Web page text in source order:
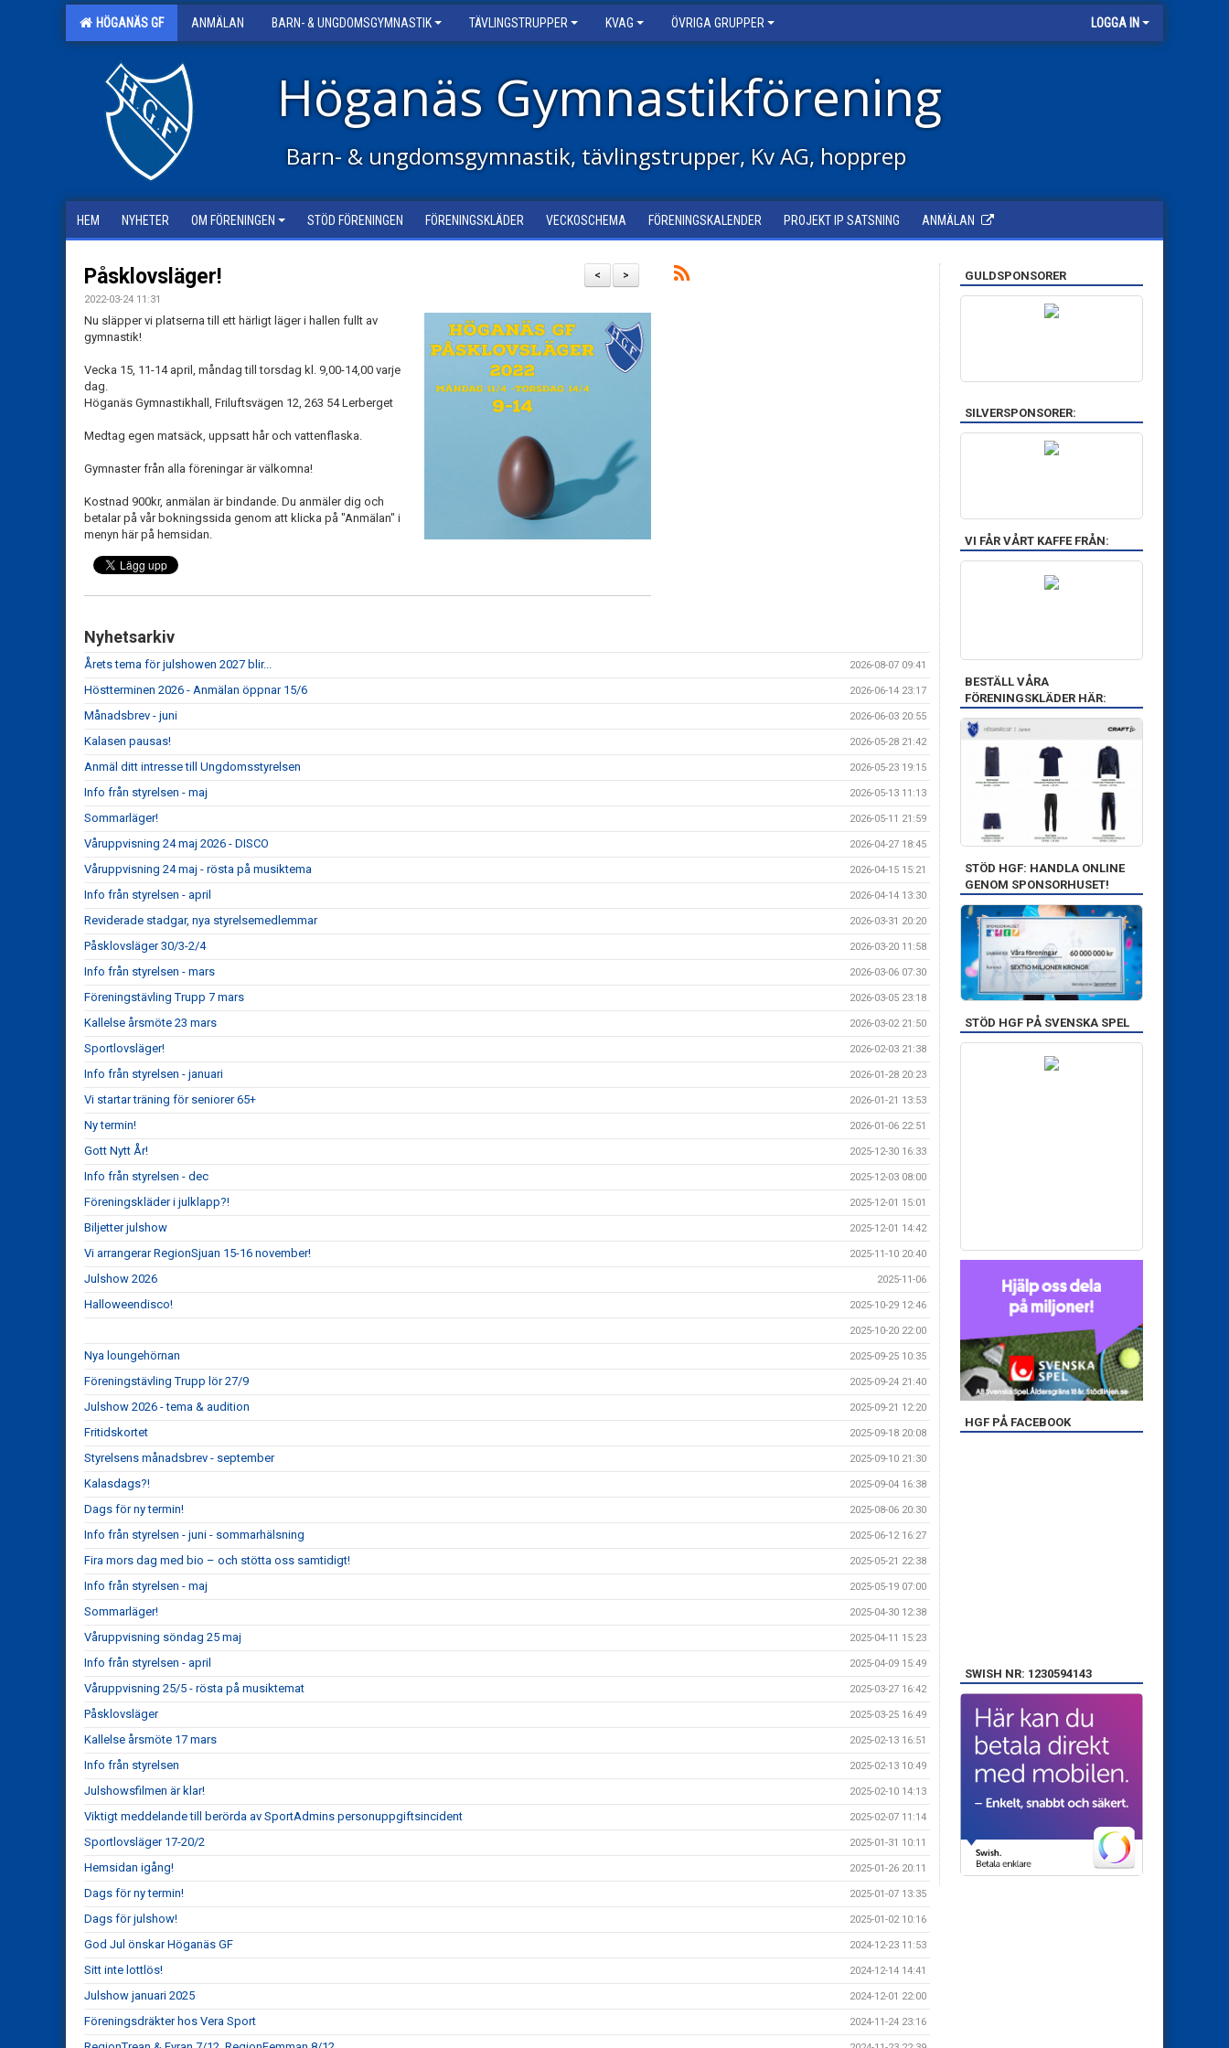
HÖGANÄS GF ANMÄLAN BARN- & UNGDOMSGYMNASTIK TÄVLINGSTRUPPER KVAG ÖVRIGA GRUPPER LOGGA IN
Höganäs Gymnastikförening
Barn- & ungdomsgymnastik, tävlingstrupper, Kv AG, hopprep
HEM NYHETER OM FÖRENINGEN STÖD FÖRENINGEN FÖRENINGSKLÄDER VECKOSCHEMA FÖRENINGSKALENDER PROJEKT IP SATSNING ANMÄLAN
>
<
Påsklovsläger!
2022-03-24 11:31
Nu släpper vi platserna till ett härligt läger i hallen fullt av
gymnastik!
Vecka 15, 11-14 april, måndag till torsdag kl. 9,00-14,00 varje
dag.
Höganäs Gymnastikhall, Friluftsvägen 12, 263 54 Lerberget
Medtag egen matsäck, uppsatt hår och vattenflaska.
Gymnaster från alla föreningar är välkomna!
Kostnad 900kr, anmälan är bindande. Du anmäler dig och
betalar på vår bokningssida genom att klicka på "Anmälan" i
menyn här på hemsidan.
Nyhetsarkiv
Årets tema för julshowen 2027 blir... 2026-08-07 09:41
Höstterminen 2026 - Anmälan öppnar 15/6 2026-06-14 23:17
Månadsbrev - juni 2026-06-03 20:55
Kalasen pausas! 2026-05-28 21:42
Anmäl ditt intresse till Ungdomsstyrelsen 2026-05-23 19:15
Info från styrelsen - maj 2026-05-13 11:13
Sommarläger! 2026-05-11 21:59
Våruppvisning 24 maj 2026 - DISCO 2026-04-27 18:45
Våruppvisning 24 maj - rösta på musiktema 2026-04-15 15:21
Info från styrelsen - april 2026-04-14 13:30
Reviderade stadgar, nya styrelsemedlemmar 2026-03-31 20:20
Påsklovsläger 30/3-2/4 2026-03-20 11:58
Info från styrelsen - mars 2026-03-06 07:30
Föreningstävling Trupp 7 mars 2026-03-05 23:18
Kallelse årsmöte 23 mars 2026-03-02 21:50
Sportlovsläger! 2026-02-03 21:38
Info från styrelsen - januari 2026-01-28 20:23
Vi startar träning för seniorer 65+ 2026-01-21 13:53
Ny termin! 2026-01-06 22:51
Gott Nytt År! 2025-12-30 16:33
Info från styrelsen - dec 2025-12-03 08:00
Föreningskläder i julklapp?! 2025-12-01 15:01
Biljetter julshow 2025-12-01 14:42
Vi arrangerar RegionSjuan 15-16 november! 2025-11-10 20:40
Julshow 2026 2025-11-06
Halloweendisco! 2025-10-29 12:46
2025-10-20 22:00
Nya loungehörnan 2025-09-25 10:35
Föreningstävling Trupp lör 27/9 2025-09-24 21:40
Julshow 2026 - tema & audition 2025-09-21 12:20
Fritidskortet 2025-09-18 20:08
Styrelsens månadsbrev - september 2025-09-10 21:30
Kalasdags?! 2025-09-04 16:38
Dags för ny termin! 2025-08-06 20:30
Info från styrelsen - juni - sommarhälsning 2025-06-12 16:27
Fira mors dag med bio – och stötta oss samtidigt! 2025-05-21 22:38
Info från styrelsen - maj 2025-05-19 07:00
Sommarläger! 2025-04-30 12:38
Våruppvisning söndag 25 maj 2025-04-11 15:23
Info från styrelsen - april 2025-04-09 15:49
Våruppvisning 25/5 - rösta på musiktemat 2025-03-27 16:42
Påsklovsläger 2025-03-25 16:49
Kallelse årsmöte 17 mars 2025-02-13 16:51
Info från styrelsen 2025-02-13 10:49
Julshowsfilmen är klar! 2025-02-10 14:13
Viktigt meddelande till berörda av SportAdmins personuppgiftsincident 2025-02-07 11:14
Sportlovsläger 17-20/2 2025-01-31 10:11
Hemsidan igång! 2025-01-26 20:11
Dags för ny termin! 2025-01-07 13:35
Dags för julshow! 2025-01-02 10:16
God Jul önskar Höganäs GF 2024-12-23 11:53
Sitt inte lottlös! 2024-12-14 14:41
Julshow januari 2025 2024-12-01 22:00
Föreningsdräkter hos Vera Sport 2024-11-24 23:16
GULDSPONSORER
SILVERSPONSORER:
VI FÅR VÅRT KAFFE FRÅN:
BESTÄLL VÅRA
FÖRENINGSKLÄDER HÄR:
STÖD HGF: HANDLA ONLINE
GENOM SPONSORHUSET!
STÖD HGF PÅ SVENSKA SPEL
HGF PÅ FACEBOOK
SWISH NR: 1230594143